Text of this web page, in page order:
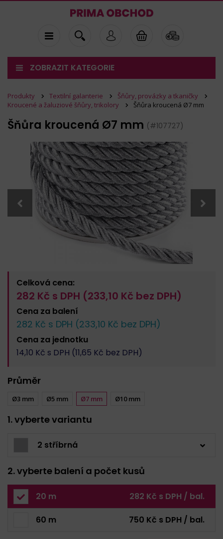
ZOBRAZIT KATEGORIE
Produkty Textilní galanterie
Šňůry, provázky a tkaničky
Kroucené a žaluziové šňůry, trikolory
Šňůra kroucená Ø7 mm
Šňůra kroucená Ø7 mm (#107727)
Celková cena:
282 Kč s DPH (233,10 Kč bez DPH)
Cena za balení
282 Kč s DPH (233,10 Kč bez DPH)
Cena za jednotku
14,10 Kč s DPH (11,65 Kč bez DPH)
Průměr
Ø3 mm Ø5 mm Ø7 mm Ø10 mm
1. vyberte variantu
2 stříbrná
2. vyberte balení a počet kusů
20 m 282 Kč s DPH / bal.
60 m 750 Kč s DPH / bal.